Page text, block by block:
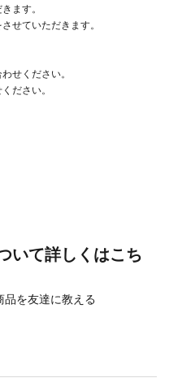
ます。
せていただきます。
せください。
ださい。
いて詳しくはこち
品を友達に教える